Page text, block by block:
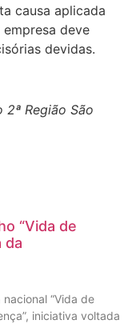
causa aplicada
deve
devidas.
2ª Região São
“Vida de
da
“Vida de
iniciativa voltada